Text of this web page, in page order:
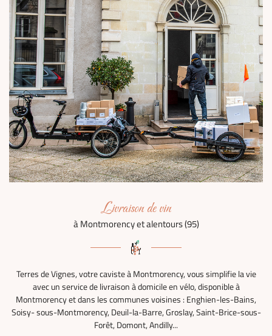
Livraison de vin
à Montmorency et alentours (95)
Terres de Vignes, votre caviste à Montmorency, vous simplifie la vie
avec un service de livraison à domicile en vélo, disponible à
Montmorency et dans les communes voisines : Enghien-les-Bains,
Soisy- sous-Montmorency, Deuil-la-Barre, Groslay, Saint-Brice-sous-
Forêt, Domont, Andilly...